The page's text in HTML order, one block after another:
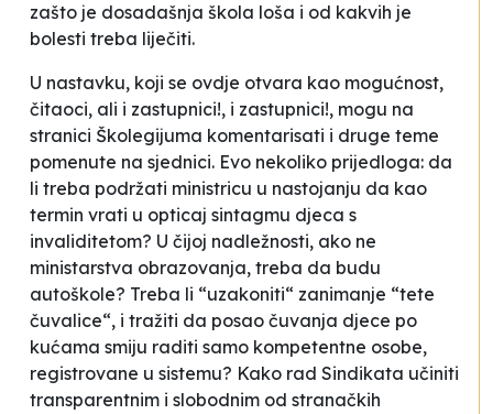
zašto je dosadašnja škola loša i od kakvih je
bolesti treba liječiti.
U nastavku, koji se ovdje otvara kao mogućnost,
čitaoci, ali i zastupnici!, i zastupnici!, mogu na
stranici Školegijuma komentarisati i druge teme
pomenute na sjednici. Evo nekoliko prijedloga: da
li treba podržati ministricu u nastojanju da kao
termin vrati u opticaj sintagmu djeca s
invaliditetom? U čijoj nadležnosti, ako ne
ministarstva obrazovanja, treba da budu
autoškole? Treba li “uzakoniti“ zanimanje “tete
čuvalice“, i tražiti da posao čuvanja djece po
kućama smiju raditi samo kompetentne osobe,
registrovane u sistemu? Kako rad Sindikata učiniti
transparentnim i slobodnim od stranačkih